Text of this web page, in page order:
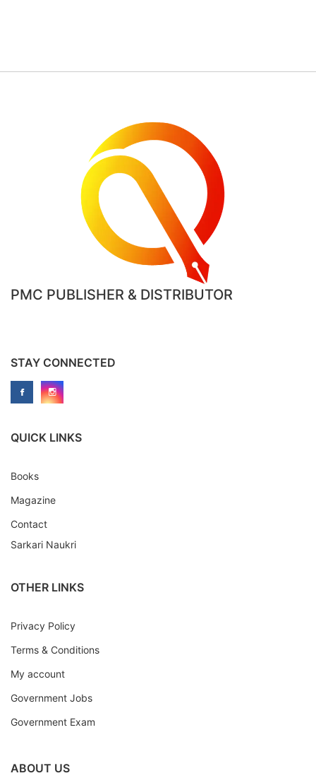
PMC PUBLISHER & DISTRIBUTOR
STAY CONNECTED
QUICK LINKS
Books
Magazine
Contact
Sarkari Naukri
OTHER LINKS
Privacy Policy
Terms & Conditions
My account
Government Jobs
Government Exam
ABOUT US